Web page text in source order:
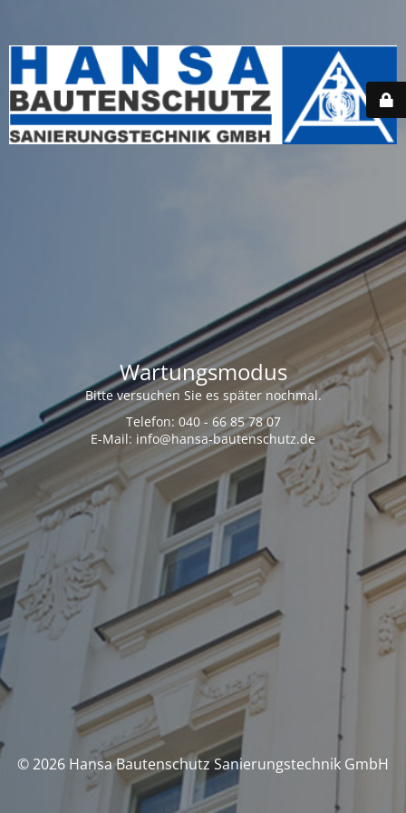
Wartungsmodus
Bitte versuchen Sie es später nochmal.
Telefon: 040 - 66 85 78 07
E-Mail: info@hansa-bautenschutz.de
© 2026 Hansa Bautenschutz Sanierungstechnik GmbH